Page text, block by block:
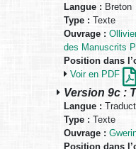
Langue : Breton
Type : Texte
Ouvrage :
des Manuscrits
Position dans
Voir en PDF
Version 9c :
Langue :
Type : Texte
Ouvrage :
Position dans